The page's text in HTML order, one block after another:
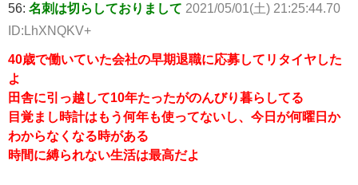
56: 名刺は切らしておりまして 2021/05/01(土) 21:25:44.70
ID:LhXNQKV+
40歳で働いていた会社の早期退職に応募してリタイヤした
よ
田舎に引っ越して10年たったがのんびり暮らしてる
目覚まし時計はもう何年も使ってないし、今日が何曜日か
わからなくなる時がある
時間に縛られない生活は最高だよ